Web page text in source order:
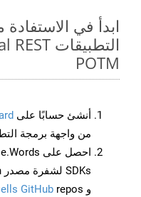
ابدأ في
POTM
أنشئ حسابًا على
من واجهة برمجة
SDKs لشفرة مصدر Python من
و
GitHub